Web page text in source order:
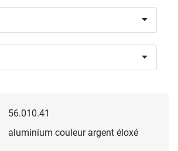
56.010.41
aluminium couleur argent éloxé